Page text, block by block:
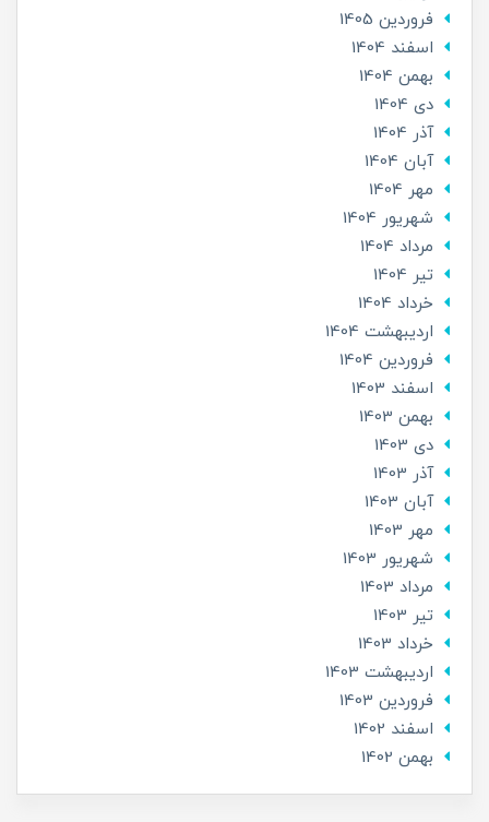
فروردین 1405
اسفند 1404
بهمن 1404
دی 1404
آذر 1404
آبان 1404
مهر 1404
شهریور 1404
مرداد 1404
تير 1404
خرداد 1404
ارديبهشت 1404
فروردین 1404
اسفند 1403
بهمن 1403
دی 1403
آذر 1403
آبان 1403
مهر 1403
شهریور 1403
مرداد 1403
تير 1403
خرداد 1403
ارديبهشت 1403
فروردین 1403
اسفند 1402
بهمن 1402